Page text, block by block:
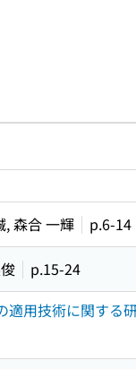
リンク
索
, 森合 一輝 p.6-14
p.15-24
用技術に関する